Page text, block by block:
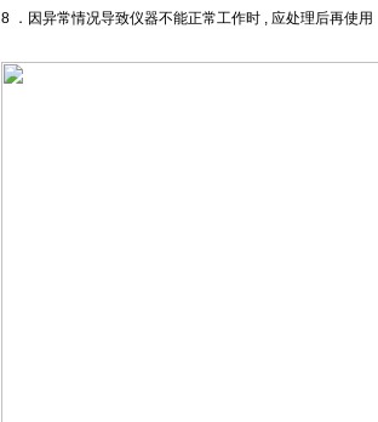
8 ．因异常情况导致仪器不能正常工作时 , 应处理后再使用